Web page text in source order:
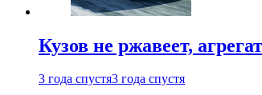
Кузов не ржавеет,
3 года спустя3 года спустя